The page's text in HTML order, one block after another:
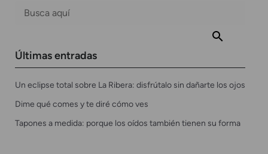
Últimas entradas
Un eclipse total sobre La Ribera: disfrútalo sin dañarte los ojos
Dime qué comes y te diré cómo ves
Tapones a medida: porque los oídos también tienen su forma